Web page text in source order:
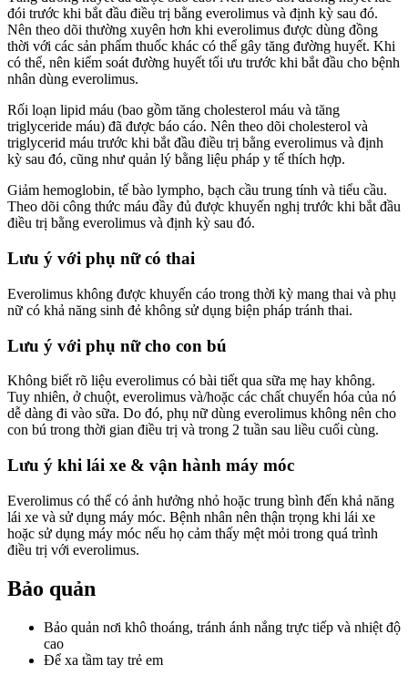
đói trước khi bắt đầu điều trị bằng everolimus và định kỳ sau đó.
Nên theo dõi thường xuyên hơn khi everolimus được dùng đồng
thời với các sản phẩm thuốc khác có thể gây tăng đường huyết. Khi
có thể, nên kiểm soát đường huyết tối ưu trước khi bắt đầu cho bệnh
nhân dùng everolimus.
Rối loạn lipid máu (bao gồm tăng cholesterol máu và tăng
triglyceride máu) đã được báo cáo. Nên theo dõi cholesterol và
triglycerid máu trước khi bắt đầu điều trị bằng everolimus và định
kỳ sau đó, cũng như quản lý bằng liệu pháp y tế thích hợp.
Giảm hemoglobin, tế bào lympho, bạch cầu trung tính và tiểu cầu.
Theo dõi công thức máu đầy đủ được khuyến nghị trước khi bắt đầu
điều trị bằng everolimus và định kỳ sau đó.
Lưu ý với phụ nữ có thai
Everolimus không được khuyến cáo trong thời kỳ mang thai và phụ
nữ có khả năng sinh đẻ không sử dụng biện pháp tránh thai.
Lưu ý với phụ nữ cho con bú
Không biết rõ liệu everolimus có bài tiết qua sữa mẹ hay không.
Tuy nhiên, ở chuột, everolimus và/hoặc các chất chuyển hóa của nó
dễ dàng đi vào sữa. Do đó, phụ nữ dùng everolimus không nên cho
con bú trong thời gian điều trị và trong 2 tuần sau liều cuối cùng.
Lưu ý khi lái xe & vận hành máy móc
Everolimus có thể có ảnh hưởng nhỏ hoặc trung bình đến khả năng
lái xe và sử dụng máy móc. Bệnh nhân nên thận trọng khi lái xe
hoặc sử dụng máy móc nếu họ cảm thấy mệt mỏi trong quá trình
điều trị với everolimus.
Bảo quản
Bảo quản nơi khô thoáng, tránh ánh nắng trực tiếp và nhiệt độ
cao
Để xa tầm tay trẻ em